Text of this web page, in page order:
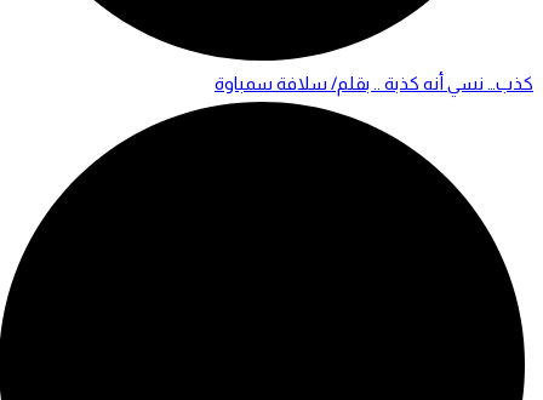
كذب… نسي أنه كذبة .. بقلم/ سلافة سمباوة